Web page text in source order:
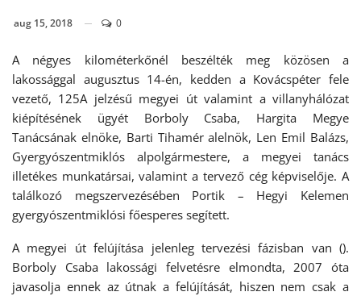
aug 15, 2018 0
A négyes kilométerkőnél beszélték meg közösen a
lakossággal augusztus 14-én, kedden a Kovácspéter fele
vezető, 125A jelzésű megyei út valamint a villanyhálózat
kiépítésének ügyét Borboly Csaba, Hargita Megye
Tanácsának elnöke, Barti Tihamér alelnök, Len Emil Balázs,
Gyergyószentmiklós alpolgármestere, a megyei tanács
illetékes munkatársai, valamint a tervező cég képviselője. A
találkozó megszervezésében Portik – Hegyi Kelemen
gyergyószentmiklósi főesperes segített.
A megyei út felújítása jelenleg tervezési fázisban van ().
Borboly Csaba lakossági felvetésre elmondta, 2007 óta
javasolja ennek az útnak a felújítását, hiszen nem csak a